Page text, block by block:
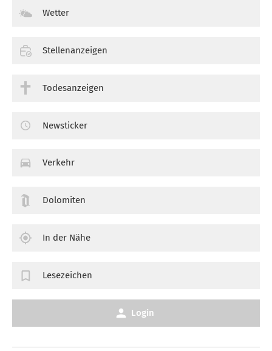
Wetter
Stellenanzeigen
Todesanzeigen
Newsticker
Verkehr
Dolomiten
In der Nähe
Lesezeichen
Login